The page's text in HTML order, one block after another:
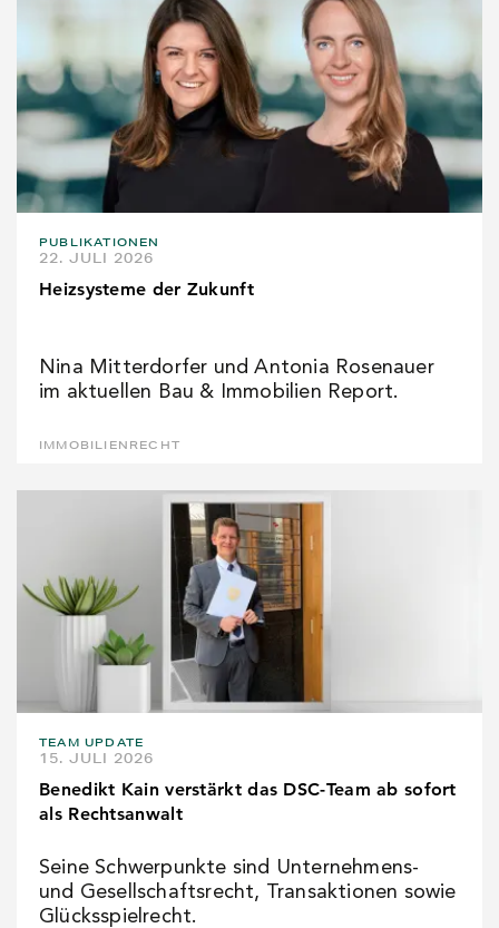
PUBLIKATIONEN
22. JULI 2026
Heizsysteme der Zukunft
Nina Mitterdorfer und Antonia Rosenauer
im aktuellen Bau & Immobilien Report.
IMMOBILIENRECHT
TEAM UPDATE
15. JULI 2026
Benedikt Kain verstärkt das DSC-Team ab sofort
als Rechtsanwalt
Seine Schwerpunkte sind Unternehmens-
und Gesellschaftsrecht, Transaktionen sowie
Glücksspielrecht.